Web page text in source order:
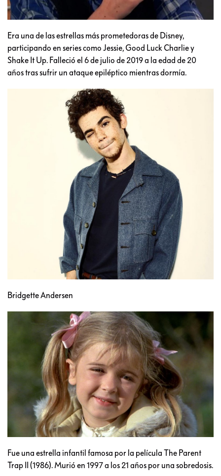
Era una de las estrellas más prometedoras de Disney,
participando en series como Jessie, Good Luck Charlie y
Shake It Up. Falleció el 6 de julio de 2019 a la edad de 20
años tras sufrir un ataque epiléptico mientras dormía.
Bridgette Andersen
Fue una estrella infantil famosa por la película The Parent
Trap II (1986). Murió en 1997 a los 21 años por una sobredosis.